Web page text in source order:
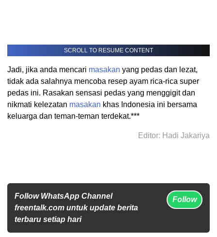
SCROLL TO RESUME CONTENT
Jadi, jika anda mencari masakan yang pedas dan lezat,
tidak ada salahnya mencoba resep ayam rica-rica super
pedas ini. Rasakan sensasi pedas yang menggigit dan
nikmati kelezatan masakan khas Indonesia ini bersama
keluarga dan teman-teman terdekat.***
Editor: Hadi Jakariya
Follow WhatsApp Channel
freentalk.com untuk update berita
terbaru setiap hari
Follow